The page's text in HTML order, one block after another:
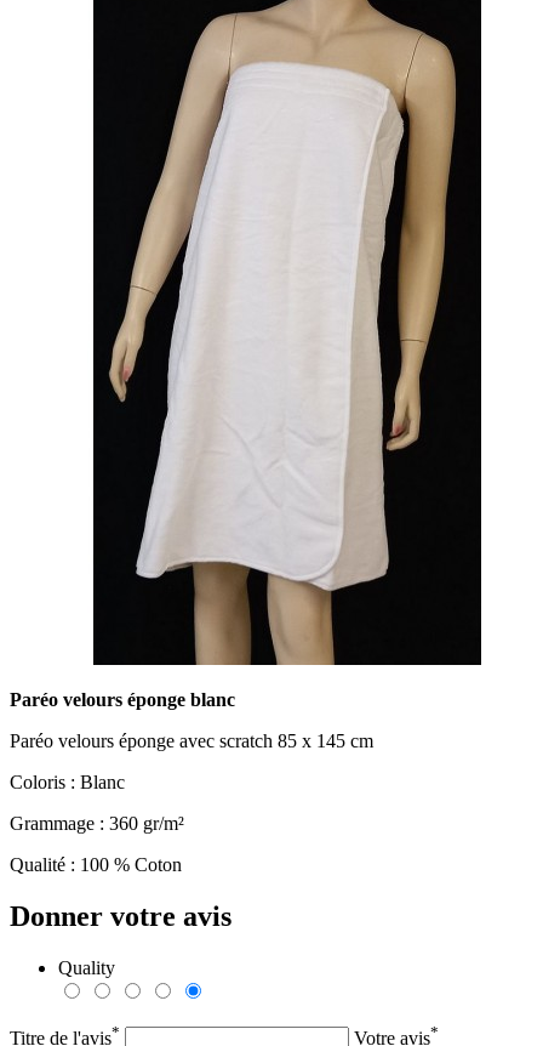
Paréo velours éponge blanc
Paréo velours éponge avec scratch 85 x 145 cm
Coloris : Blanc
Grammage : 360 gr/m²
Qualité : 100 % Coton
Donner votre avis
Quality
Titre de l'avis* Votre avis*